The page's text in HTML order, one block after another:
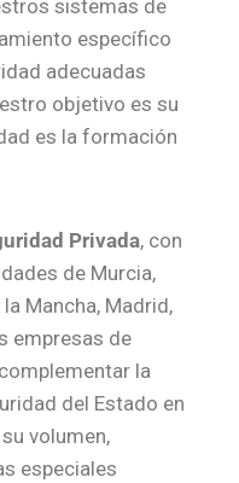
sistemas de
específico
adecuadas
objetivo es su
es la formación
Privada, con
de Murcia,
Mancha, Madrid,
empresas de
la
del Estado en
volumen,
especiales